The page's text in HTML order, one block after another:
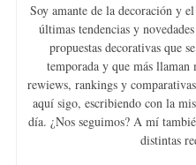
Soy amante de la decoración y
últimas tendencias y
propuestas decorativas que
temporada y que más
rewiews, rankings y
aquí sigo, escribiendo con la
día. ¿Nos seguimos? A mí
distintas